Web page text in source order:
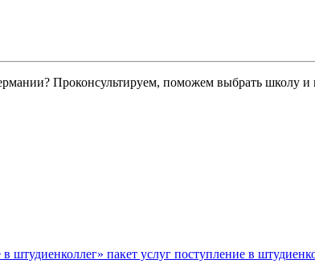
Проконсультируем, поможем выбрать школу и